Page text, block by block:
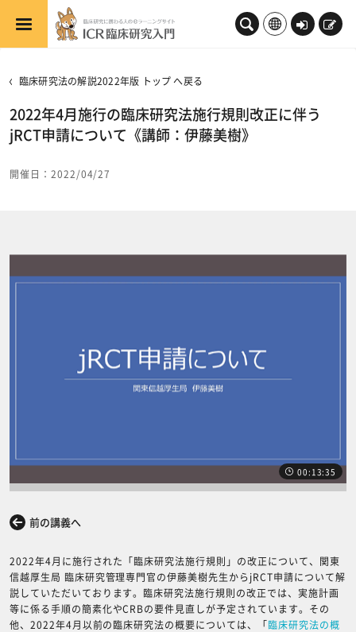
メインコンテンツへスキップする
ロ
新
臨床研究法の解説2022年版 トップ へ戻る
2022年4月施行の臨床研究法施行規則改正に伴う
jRCT申請について《講師：伊藤美樹》
開催日：2022/04/27
00:13:35
前の講義へ
2022年4月に施行された「臨床研究法施行規則」の改正について、関東
信越厚生局 臨床研究管理専門官の伊藤美樹先生からjRCT申請について解
説していただいております。臨床研究法施行規則の改正では、実施計画
等に係る手順の簡素化やCRBの要件見直しが予定されています。その
他、2022年4月以前の臨床研究法の概要については、「臨床研究法の概